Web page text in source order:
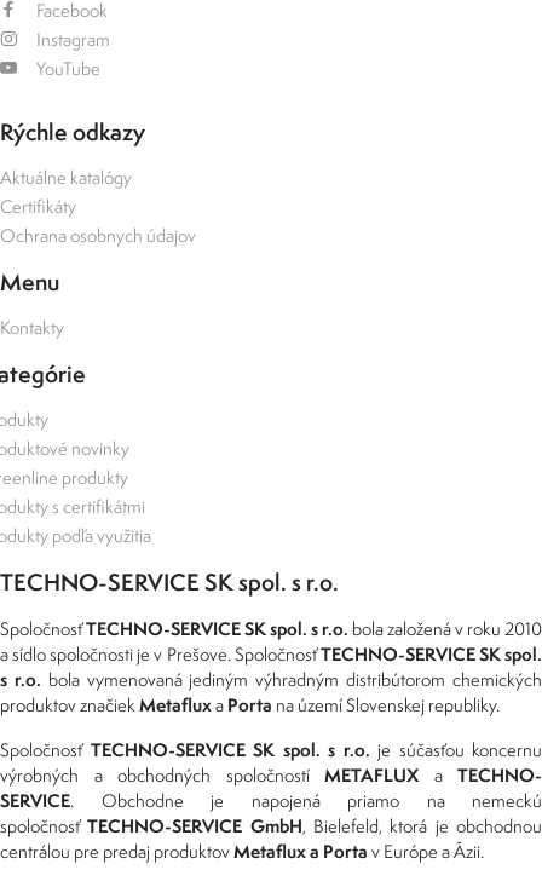
Facebook
Instagram
YouTube
Rýchle odkazy
Aktuálne katalógy
Certifikáty
Ochrana osobnych údajov
Menu
Kontakty
novinky
produkty
s certifikátmi
podľa využitia
TECHNO-SERVICE SK spol. s r.o.
SpoločnosťTECHNO-SERVICE SK spol. s r.o. bola založená v roku 2010
a sídlo spoločnosti je v Prešove. SpoločnosťTECHNO-SERVICE SK spol.
s r.o. bola vymenovaná jediným výhradným distribútorom chemických
produktov značiekMetafluxa Porta na území Slovenskej republiky.
Spoločnosť TECHNO-SERVICE SK spol. s r.o. je súčasťou koncernu
výrobných a obchodných spoločností METAFLUXa TECHNO-
SERVICE. Obchodne je napojená priamo na nemeckú
spoločnosťTECHNO-SERVICE GmbH, Bielefeld, ktorá je obchodnou
centrálou pre predaj produktovMetaflux a Porta v Európe a Ázii.